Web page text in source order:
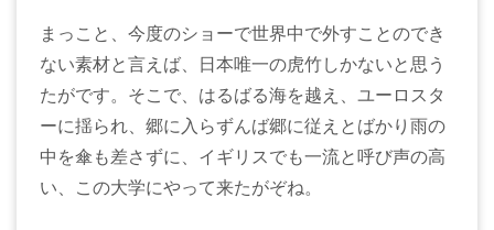
まっこと、今度のショーで世界中で外すことのでき
ない素材と言えば、日本唯一の虎竹しかないと思う
たがです。そこで、はるばる海を越え、ユーロスタ
ーに揺られ、郷に入らずんば郷に従えとばかり雨の
中を傘も差さずに、イギリスでも一流と呼び声の高
い、この大学にやって来たがぞね。